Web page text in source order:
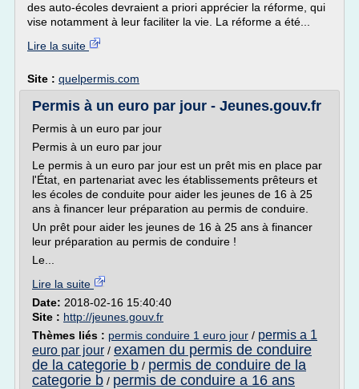
des auto-écoles devraient a priori apprécier la réforme, qui
vise notamment à leur faciliter la vie. La réforme a été...
Lire la suite
Site : quelpermis.com
Permis à un euro par jour - Jeunes.gouv.fr
Permis à un euro par jour
Permis à un euro par jour
Le permis à un euro par jour est un prêt mis en place par
l'État, en partenariat avec les établissements prêteurs et
les écoles de conduite pour aider les jeunes de 16 à 25
ans à financer leur préparation au permis de conduire.
Un prêt pour aider les jeunes de 16 à 25 ans à financer
leur préparation au permis de conduire !
Le...
Lire la suite
Date: 2018-02-16 15:40:40
Site : http://jeunes.gouv.fr
Thèmes liés : permis conduire 1 euro jour / permis a 1
euro par jour / examen du permis de conduire
de la categorie b / permis de conduire de la
categorie b / permis de conduire a 16 ans